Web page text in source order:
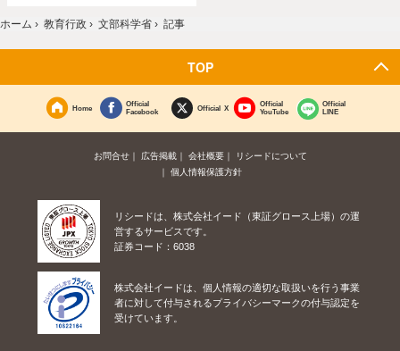
ホーム › 教育行政 › 文部科学省 › 記事
TOP
Home
Official
Facebook
Official X
Official
YouTube
Official
LINE
お問合せ 広告掲載 会社概要
リシードについて
個人情報保護方針
リシードは、株式会社イード（東証グロース上場）の運
営するサービスです。
証券コード：6038
株式会社イードは、個人情報の適切な取扱いを行う事業
者に対して付与されるプライバシーマークの付与認定を
受けています。